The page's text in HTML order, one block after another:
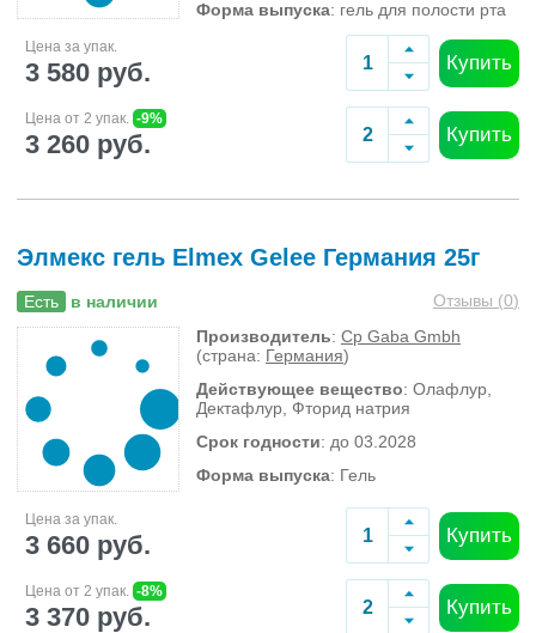
Форма выпуска: гель для полости рта
Цена за упак.
3 580 руб. Купить
Цена от 2 упак. -9%
3 260 руб. Купить
Элмекс гель Elmex Gelee Германия 25г
Есть в наличии Отзывы (0)
Производитель: Cp Gaba Gmbh
(страна: Германия)
Действующее вещество: Олафлур,
Дектафлур, Фторид натрия
Срок годности: до 03.2028
Форма выпуска: Гель
Цена за упак.
3 660 руб. Купить
Цена от 2 упак. -8%
3 370 руб. Купить